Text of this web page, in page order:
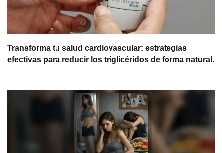
Transforma tu salud cardiovascular: estrategias
efectivas para reducir los triglicéridos de forma natural.